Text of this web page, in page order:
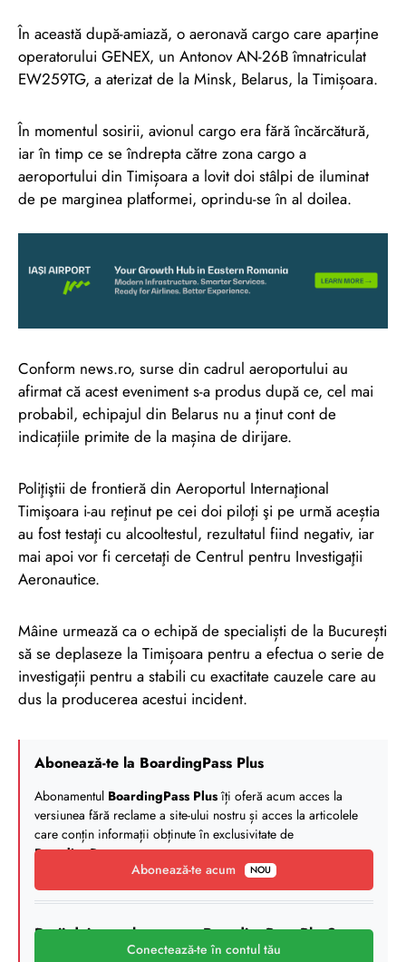
În această după-amiază, o aeronavă cargo care aparține
operatorului GENEX, un Antonov AN-26B îmnatriculat
EW259TG, a aterizat de la Minsk, Belarus, la Timișoara.
În momentul sosirii, avionul cargo era fără încărcătură,
iar în timp ce se îndrepta către zona cargo a
aeroportului din Timișoara a lovit doi stâlpi de iluminat
de pe marginea platformei, oprindu-se în al doilea.
Conform news.ro, surse din cadrul aeroportului au
afirmat că acest eveniment s-a produs după ce, cel mai
probabil, echipajul din Belarus nu a ținut cont de
indicațiile primite de la mașina de dirijare.
Poliţiştii de frontieră din Aeroportul Internaţional
Timişoara i-au reţinut pe cei doi piloţi şi pe urmă aceștia
au fost testaţi cu alcooltestul, rezultatul fiind negativ, iar
mai apoi vor fi cercetaţi de Centrul pentru Investigaţii
Aeronautice.
Mâine urmează ca o echipă de specialiști de la București
să se deplaseze la Timișoara pentru a efectua o serie de
investigații pentru a stabili cu exactitate cauzele care au
dus la producerea acestui incident.
Abonează-te la BoardingPass Plus
Abonamentul BoardingPass Plusîți oferă acum acces la
versiunea fără reclame a site-ului nostru și acces la articolele
care conțin informații obținute în exclusivitate de
BoardingPass.
Abonează-te acum
NOU
Deții deja un abonament BoardingPass Plus?
Conectează-te în contul tău